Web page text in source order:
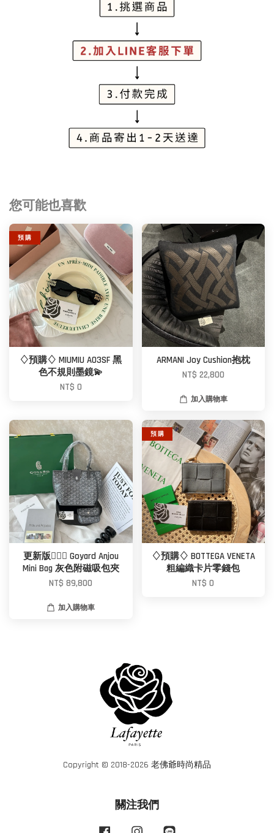
您可能也喜歡
預 購
♢預購♢ MIUMIU A03SF 黑
色不規則墨鏡💫
NT$ 0
ARMANI Joy Cushion抱枕
NT$ 22,800
加入購物車
更新版🙆🏼‍♀️ Goyard Anjou
Mini Bag 灰色附磁吸包夾
NT$ 89,800
加入購物車
預 購
♢預購♢ BOTTEGA VENETA
粗編織卡片零錢包
NT$ 0
Copyright © 2018-2026 老佛爺時尚精品
關注我們
Facebook Instagram